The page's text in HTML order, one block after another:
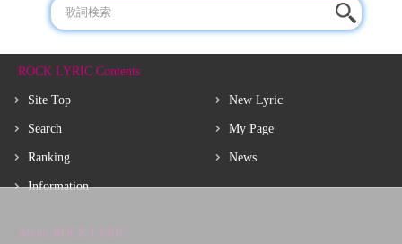
ROCK LYRIC Contents
Site Top
Search
Ranking
Information
New Lyric
My Page
News
About ROCK LYRIC